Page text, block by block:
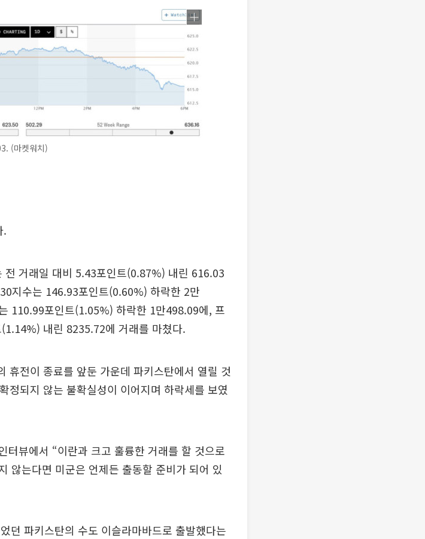
(마켓워치)
.
전 거래일 대비 5.43포인트(0.87%) 내린 616.03
지수는 146.93포인트(0.60%) 하락한 2만
110.99포인트(1.05%) 하락한 1만498.09에, 프
내린 8235.72에 거래를 마쳤다.
휴전이 종료를 앞둔 가운데 파키스탄에서 열릴 것
정되지 않는 불확실성이 이어지며 하락세를 보였
터뷰에서 “이란과 크고 훌륭한 거래를 할 것으로
않는다면 미군은 언제든 출동할 준비가 되어 있
던 파키스탄의 수도 이슬라마바드로 출발했다는